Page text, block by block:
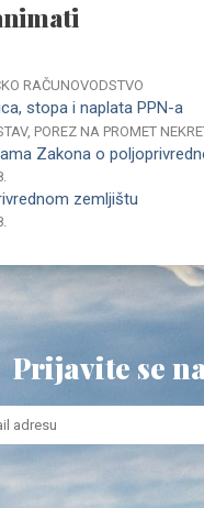
RAČUNOVODSTVO
stopa i naplata PPN-a
POREZ NA PROMET
Zakona o
zemljištu
Prijavite se